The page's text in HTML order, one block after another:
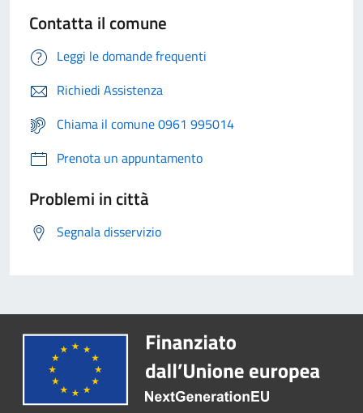
Contatta il comune
Leggi le domande frequenti
Richiedi Assistenza
Chiama il comune 0961 995014
Prenota un appuntamento
Problemi in città
Segnala disservizio